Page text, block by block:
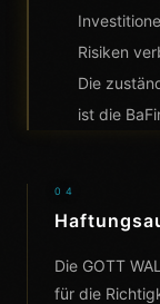
Risiken
Die
ist die
04
Die GOTT
für die